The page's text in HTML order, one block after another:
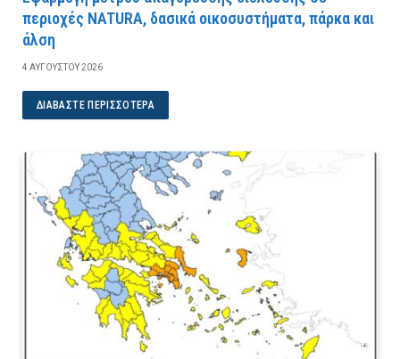
περιοχές NATURA, δασικά οικοσυστήματα, πάρκα και
άλση
4 ΑΥΓΟΎΣΤΟΥ 2026
ΔΙΑΒΆΣΤΕ ΠΕΡΙΣΣΌΤΕΡΑ